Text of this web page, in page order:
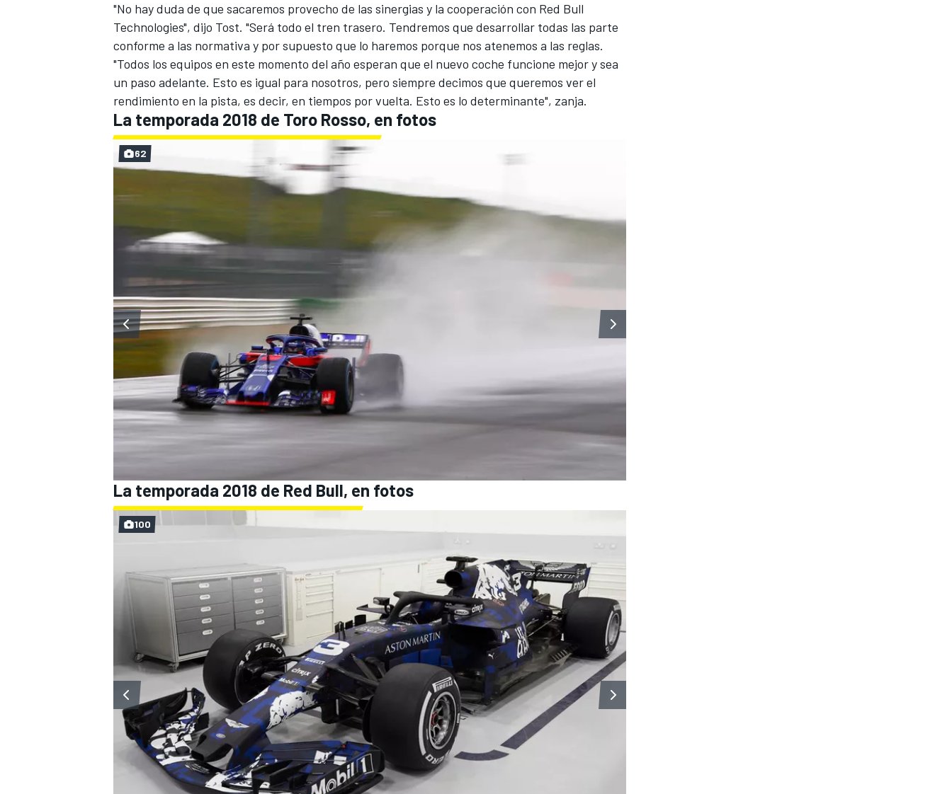
MÁS CATEGORÍAS
"No hay duda de que sacaremos provecho de las sinergias y la cooperación con Red Bull
Technologies", dijo Tost. "Será todo el tren trasero. Tendremos que desarrollar todas las parte
conforme a las normativa y por supuesto que lo haremos porque nos atenemos a las reglas.
"Todos los equipos en este momento del año esperan que el nuevo coche funcione mejor y sea
un paso adelante. Esto es igual para nosotros, pero siempre decimos que queremos ver el
rendimiento en la pista, es decir, en tiempos por vuelta. Esto es lo determinante", zanja.
La temporada 2018 de Toro Rosso, en fotos
62
La temporada 2018 de Red Bull, en fotos
100